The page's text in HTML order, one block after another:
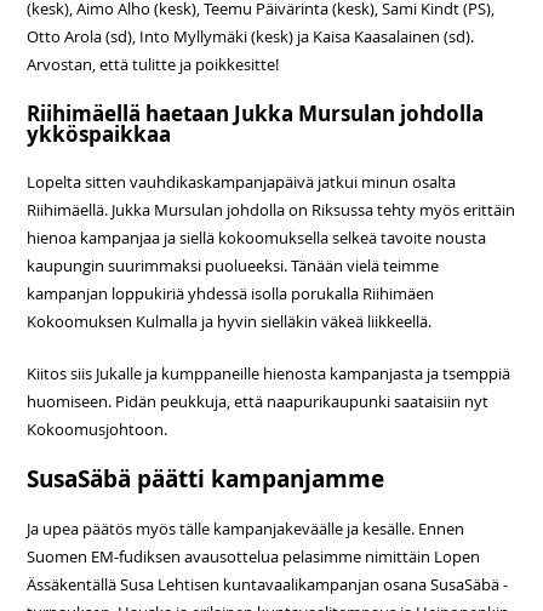
(kesk), Aimo Alho (kesk), Teemu Päivärinta (kesk), Sami Kindt (PS),
Otto Arola (sd), Into Myllymäki (kesk) ja Kaisa Kaasalainen (sd).
Arvostan, että tulitte ja poikkesitte!
Riihimäellä haetaan Jukka Mursulan johdolla
ykköspaikkaa
Lopelta sitten vauhdikaskampanjapäivä jatkui minun osalta
Riihimäellä. Jukka Mursulan johdolla on Riksussa tehty myös erittäin
hienoa kampanjaa ja siellä kokoomuksella selkeä tavoite nousta
kaupungin suurimmaksi puolueeksi. Tänään vielä teimme
kampanjan loppukiriä yhdessä isolla porukalla Riihimäen
Kokoomuksen Kulmalla ja hyvin sielläkin väkeä liikkeellä.
Kiitos siis Jukalle ja kumppaneille hienosta kampanjasta ja tsemppiä
huomiseen. Pidän peukkuja, että naapurikaupunki saataisiin nyt
Kokoomusjohtoon.
SusaSäbä päätti kampanjamme
Ja upea päätös myös tälle kampanjakeväälle ja kesälle. Ennen
Suomen EM-fudiksen avausottelua pelasimme nimittäin Lopen
Ässäkentällä Susa Lehtisen kuntavaalikampanjan osana SusaSäbä -